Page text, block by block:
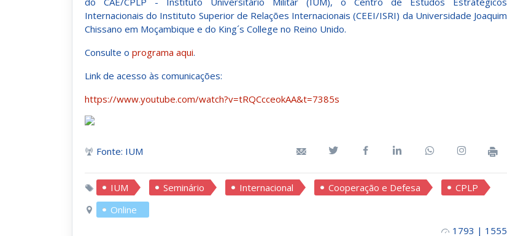
Internacionais do Instituto Superior de Relações Internacionais (CEEI/ISRI) da Universidade Joaquim
Chissano em Moçambique e do King´s College no Reino Unido.
Consulte o programa aqui.
Link de acesso às comunicações:
https://www.youtube.com/watch?v=tRQCcceokAA&t=7385s
Fonte: IUM
IUM Seminário Internacional Cooperação e Defesa
CPLP
Online
1793 | 1555